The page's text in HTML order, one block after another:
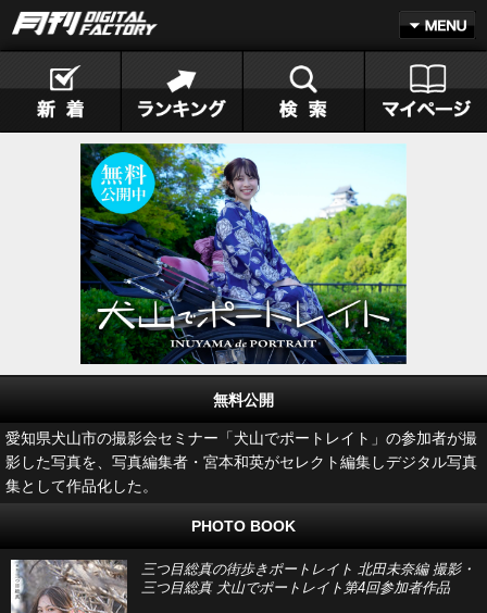
無料公開
愛知県犬山市の撮影会セミナー「犬山でポートレイト」の参加者が撮
影した写真を、写真編集者・宮本和英がセレクト編集しデジタル写真
集として作品化した。
PHOTO BOOK
三つ目総真の街歩きポートレイト 北田未奈編 撮影・
三つ目総真 犬山でポートレイト第4回参加者作品